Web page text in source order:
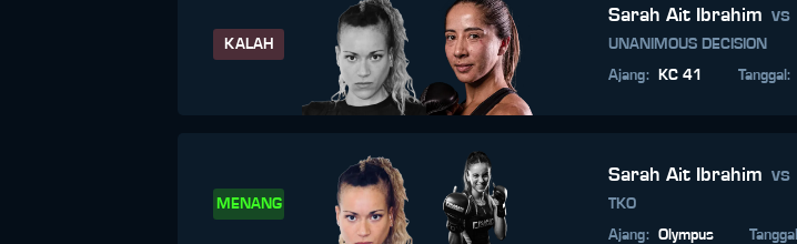
KALAH
Sarah Ait Ibrahim vs
UNANIMOUS DECISION
Ajang: KC 41 Tanggal :
MENANG
Sarah Ait Ibrahim vs
TKO
Ajang: Olympus Tanggal